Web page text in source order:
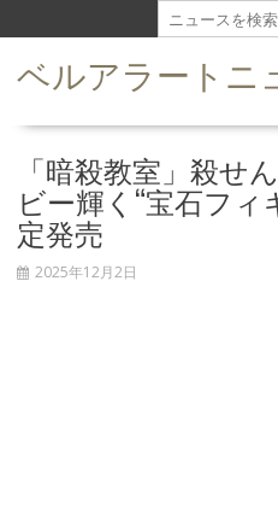
k
ベルアラートニ
「暗殺教室」殺せ
ビー輝く“宝石フィ
定発売
2025年12月2日